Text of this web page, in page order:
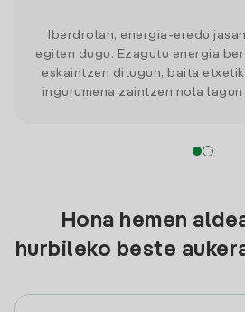
Iberdrolan, energia-eredu
egiten dugu. Ezagutu energia
eskaintzen ditugun, baita
ingurumena zaintzen nola lagun
Hona hemen
hurbileko beste